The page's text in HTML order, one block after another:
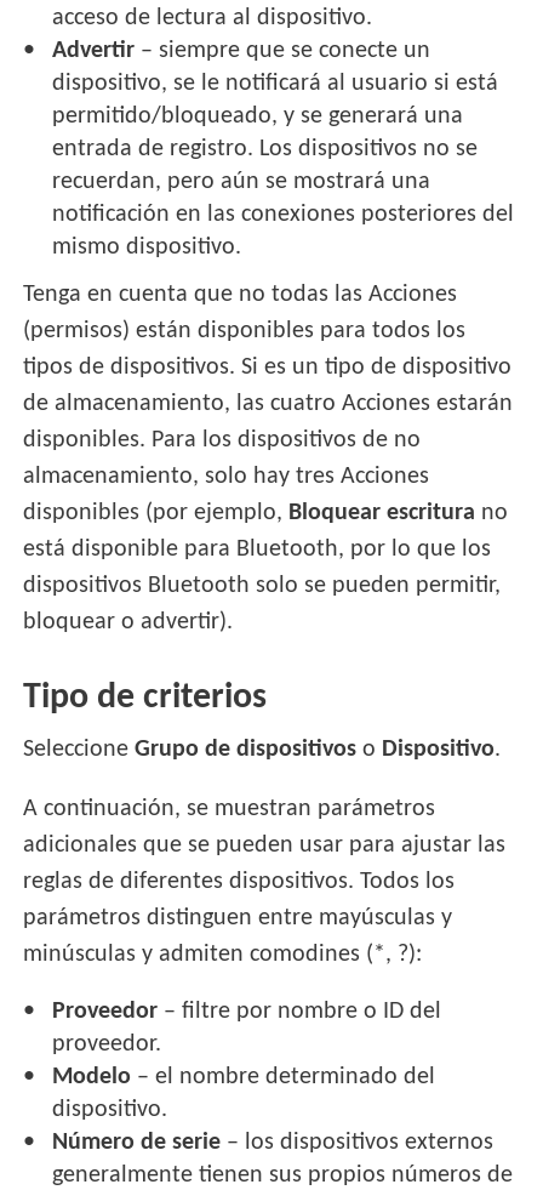
acceso de lectura al dispositivo.
Advertir – siempre que se conecte un
dispositivo, se le notificará al usuario si está
permitido/bloqueado, y se generará una
entrada de registro. Los dispositivos no se
recuerdan, pero aún se mostrará una
notificación en las conexiones posteriores del
mismo dispositivo.
Tenga en cuenta que no todas las Acciones
(permisos) están disponibles para todos los
tipos de dispositivos. Si es un tipo de dispositivo
de almacenamiento, las cuatro Acciones estarán
disponibles. Para los dispositivos de no
almacenamiento, solo hay tres Acciones
disponibles (por ejemplo, Bloquear escritura no
está disponible para Bluetooth, por lo que los
dispositivos Bluetooth solo se pueden permitir,
bloquear o advertir).
Tipo de criterios
SeleccioneGrupo de dispositivos o Dispositivo.
A continuación, se muestran parámetros
adicionales que se pueden usar para ajustar las
reglas de diferentes dispositivos. Todos los
parámetros distinguen entre mayúsculas y
minúsculas y admiten comodines (*, ?):
Proveedor – filtre por nombre o ID del
proveedor.
Modelo – el nombre determinado del
dispositivo.
Número de serie – los dispositivos externos
generalmente tienen sus propios números de